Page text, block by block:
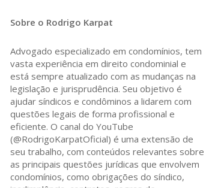
Sobre o Rodrigo Karpat
Advogado especializado em condomínios, tem
vasta experiência em direito condominial e
está sempre atualizado com as mudanças na
legislação e jurisprudência. Seu objetivo é
ajudar síndicos e condôminos a lidarem com
questões legais de forma profissional e
eficiente. O canal do YouTube
(@RodrigoKarpatOficial) é uma extensão de
seu trabalho, com conteúdos relevantes sobre
as principais questões jurídicas que envolvem
condomínios, como obrigações do síndico,